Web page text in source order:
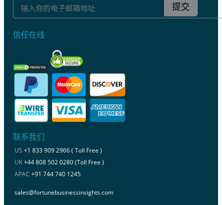
提交
信任在线
联系我们
US +1 833 909 2966 ( Toll Free )
UK+44 808 502 0280 (Toll Free )
APAC +91 744 740 1245
sales@fortunebusinessinsights.com